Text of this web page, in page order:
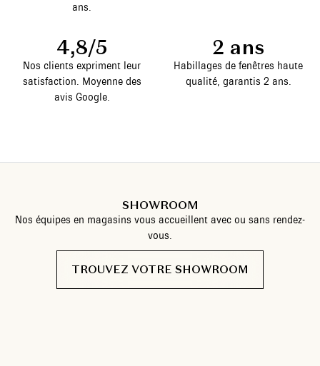
ans.
4,8/5
Nos clients expriment leur
satisfaction. Moyenne des
avis Google.
2 ans
Habillages de fenêtres haute
qualité, garantis 2 ans.
SHOWROOM
Nos équipes en magasins vous accueillent avec ou sans rendez-
vous.
TROUVEZ VOTRE SHOWROOM